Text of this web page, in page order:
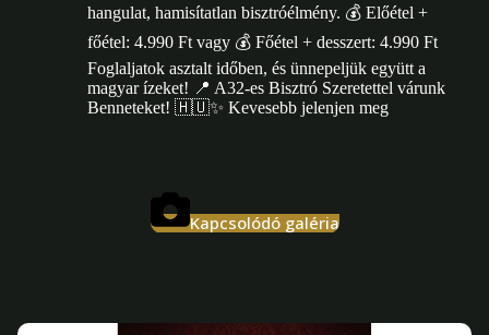
hangulat, hamisítatlan bisztróélmény. 💰 Előétel +
főétel: 4.990 Ft vagy 💰 Főétel + desszert: 4.990 Ft
Foglaljatok asztalt időben, és ünnepeljük együtt a
magyar ízeket! 📍 A32-es Bisztró Szeretettel várunk
Benneteket! 🇭🇺✨ Kevesebb jelenjen meg
Kapcsolódó galéria